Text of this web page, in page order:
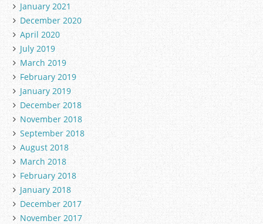
January 2021
December 2020
April 2020
July 2019
March 2019
February 2019
January 2019
December 2018
November 2018
September 2018
August 2018
March 2018
February 2018
January 2018
December 2017
November 2017